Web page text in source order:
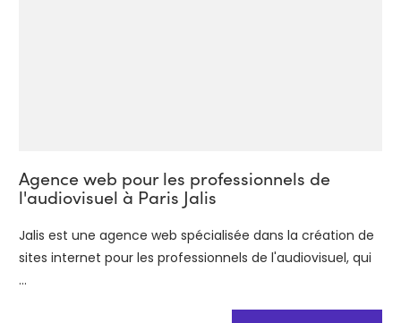
Agence web pour les professionnels de
l'audiovisuel à Paris Jalis
Jalis est une agence web spécialisée dans la création de
sites internet pour les professionnels de l'audiovisuel, qui
...